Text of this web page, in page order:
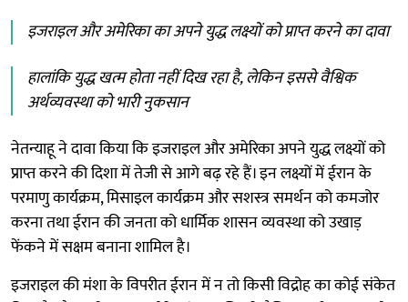
इजराइल और अमेरिका का अपने युद्ध लक्ष्यों को प्राप्त करने का दावा
हालांकि युद्ध खत्म होता नहीं दिख रहा है, लेकिन इससे वैश्विक
अर्थव्यवस्था को भारी नुकसान
नेतन्याहू ने दावा किया कि इजराइल और अमेरिका अपने युद्ध लक्ष्यों को
प्राप्त करने की दिशा में तेजी से आगे बढ़ रहे हैं। इन लक्ष्यों में ईरान के
परमाणु कार्यक्रम, मिसाइल कार्यक्रम और सशस्त्र समर्थन को कमजोर
करना तथा ईरान की जनता को धार्मिक शासन व्यवस्था को उखाड़
फेंकने में सक्षम बनाना शामिल है।
इजराइल की मंशा के विपरीत ईरान में न तो किसी विद्रोह का कोई संकेत